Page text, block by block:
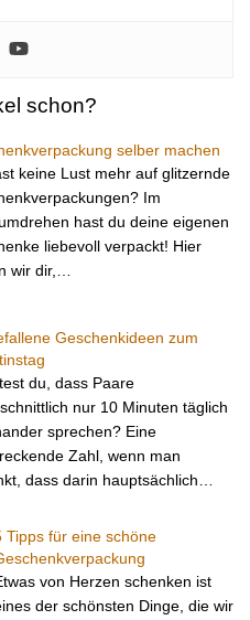
schon?
selber machen
keine Lust mehr auf glitzernde
Im
hast du deine eigenen
liebevoll verpackt! Hier
wir dir,…
Geschenkideen zum
du, dass Paare
nur 10 Minuten täglich
sprechen? Eine
Zahl, wenn man
dass darin hauptsächlich…
Tipps für eine schöne
von Herzen schenken ist
der schönsten Dinge, die wir